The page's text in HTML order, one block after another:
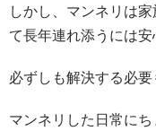
しかし、マンネリは
て長年連れ添うには安
必ずしも解決する必要
マンネリした日常に